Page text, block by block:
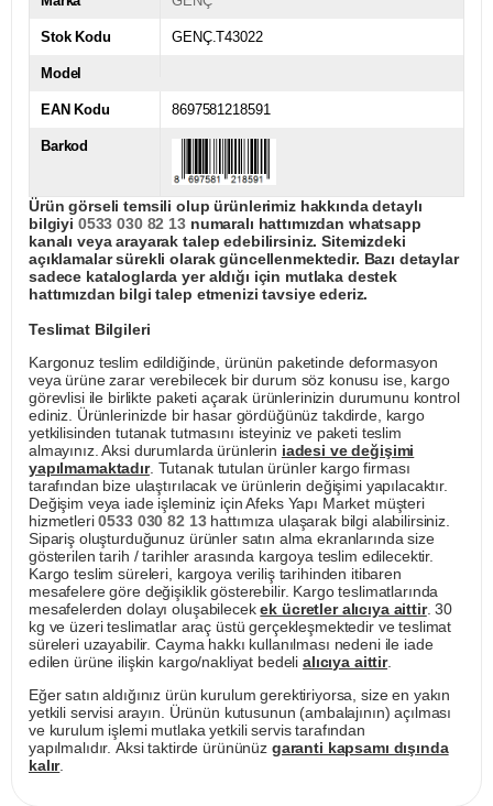
Stok Kodu GENÇ.T43022
Model
EAN Kodu 8697581218591
Barkod
Ürün görseli temsili olup ürünlerimiz hakkında detaylı
bilgiyi 0533 030 82 13numaralı hattımızdan whatsapp
kanalı veya arayarak talep edebilirsiniz. Sitemizdeki
açıklamalar sürekli olarak güncellenmektedir. Bazı detaylar
sadece kataloglarda yer aldığı için mutlaka destek
hattımızdan bilgi talep etmenizi tavsiye ederiz.
Teslimat Bilgileri
Kargonuz teslim edildiğinde, ürünün paketinde deformasyon
veya ürüne zarar verebilecek bir durum söz konusu ise, kargo
görevlisi ile birlikte paketi açarak ürünlerinizin durumunu kontrol
ediniz. Ürünlerinizde bir hasar gördüğünüz takdirde, kargo
yetkilisinden tutanak tutmasını isteyiniz ve paketi teslim
almayınız. Aksi durumlarda ürünlerin iadesi ve değişimi
yapılmamaktadır. Tutanak tutulan ürünler kargo firması
tarafından bize ulaştırılacak ve ürünlerin değişimi yapılacaktır.
Değişim veya iade işleminiz için Afeks Yapı Market müşteri
hizmetleri0533 030 82 13hattımıza ulaşarak bilgi alabilirsiniz.
Sipariş oluşturduğunuz ürünler satın alma ekranlarında size
gösterilen tarih / tarihler arasında kargoya teslim edilecektir.
Kargo teslim süreleri, kargoya veriliş tarihinden itibaren
mesafelere göre değişiklik gösterebilir. Kargo teslimatlarında
mesafelerden dolayı oluşabilecekek ücretler alıcıya aittir. 30
kg ve üzeri teslimatlar araç üstü gerçekleşmektedir ve teslimat
süreleri uzayabilir. Cayma hakkı kullanılması nedeni ile iade
edilen ürüne ilişkin kargo/nakliyat bedeli alıcıya aittir.
Eğer satın aldığınız ürün kurulum gerektiriyorsa, size en yakın
yetkili servisi arayın. Ürünün kutusunun (ambalajının) açılması
ve kurulum işlemi mutlaka yetkili servis tarafından
yapılmalıdır. Aksi taktirde ürününüz garanti kapsamı dışında
kalır.